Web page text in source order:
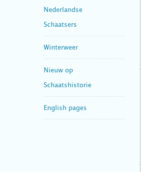
Nederlandse
Schaatsers
Winterweer
Nieuw op
Schaatshistorie
English pages